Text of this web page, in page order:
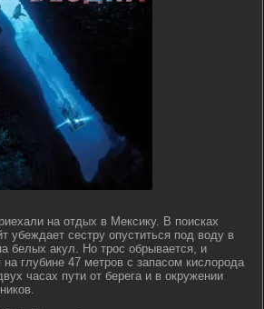
на отдых в Мексику. В поисках
убеждает сестру опуститься под воду в
белых акул. Но трос обрывается, и
глубине 47 метров с запасом кислорода
часах пути от берега и в окружении